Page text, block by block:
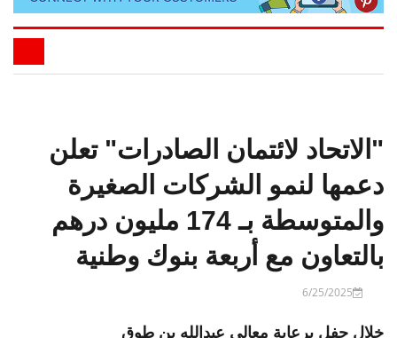
"الاتحاد لائتمان الصادرات" تعلن
دعمها لنمو الشركات الصغيرة
والمتوسطة بـ 174 مليون درهم
بالتعاون مع أربعة بنوك وطنية
6/25/2025
خلال حفل برعاية معالي عبدالله بن طوق